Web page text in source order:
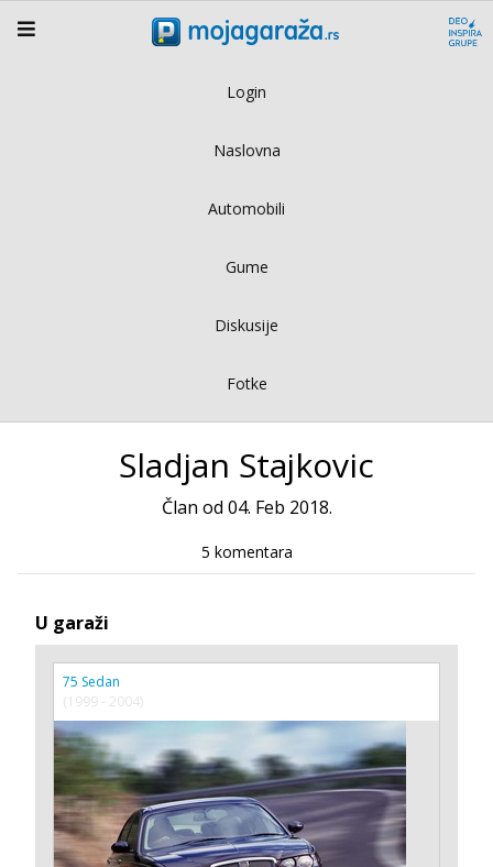
Login
Naslovna
Automobili
Gume
Diskusije
Fotke
Sladjan Stajkovic
Član od 04. Feb 2018.
5 komentara
U garaži
75 Sedan
(1999 - 2004)